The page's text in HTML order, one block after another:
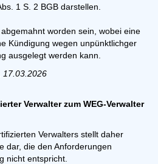
1 S. 2 BGB darstellen.
worden sein, wobei eine
Kündigung wegen unpünktlichger
ausgelegt werden kann.
17.03.2026
Verwalter zum WEG-Verwalter
Verwalters stellt daher
dar, die den Anforderungen
nicht entspricht.